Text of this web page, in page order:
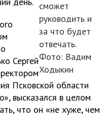
сможет
руководить и
за что будет
отвечать.
Фото: Вадим
Ходыкин
Сергей
Псковской области
высказался в целом
что он «не хуже, чем